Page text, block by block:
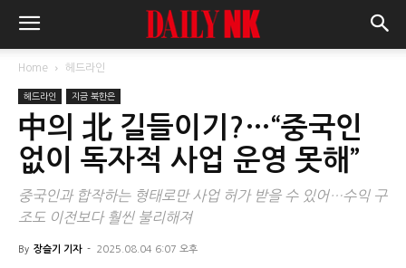
Home 헤드라인
헤드라인 지금 북한은
中의 北 길들이기?…“중국인
없이 독자적 사업 운영 못해”
중국인과 합작하는 형태로만 사업 허가 받을 수 있어…수익 구
조도 이전보다 훨씬 불리해져
By 장슬기 기자 - 2025.08.04 6:07 오후